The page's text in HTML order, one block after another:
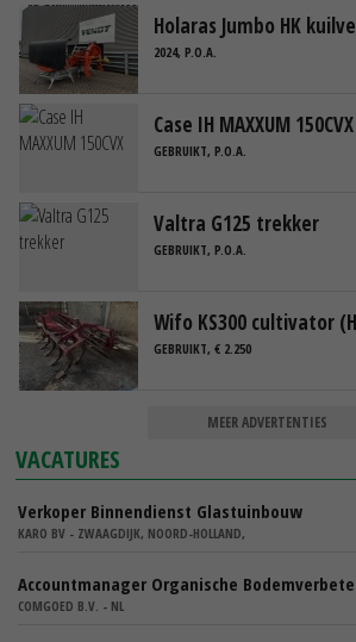
Holaras Jumbo HK
2024, P.O.A.
Case IH MAXXUM 150CVX
GEBRUIKT, P.O.A.
Valtra G125 trekker
GEBRUIKT, P.O.A.
Wifo KS300 cultivator
GEBRUIKT, € 2.250
MEER ADVERTENTIES
VACATURES
Verkoper Binnendienst Glastuinbouw
KARO BV - ZWAAGDIJK, NOORD-HOLLAND,
Accountmanager Organische
COMGOED B.V. - NL